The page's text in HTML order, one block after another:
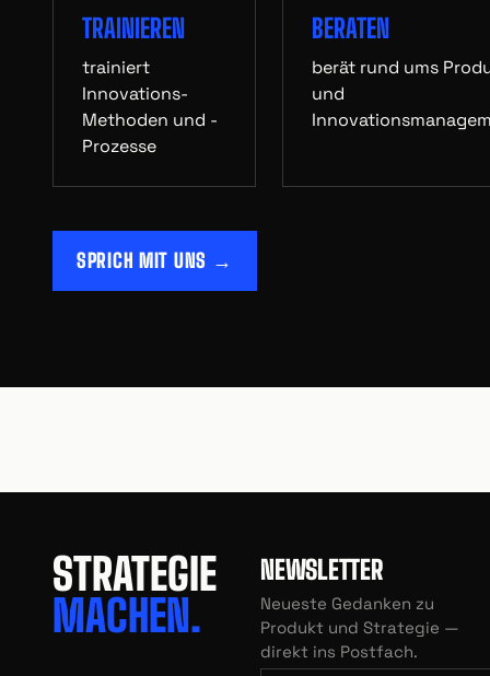
TRAINIEREN
trainiert
Innovations-
Methoden und -
Prozesse
BERATEN
berät rund ums
und
SPRICH MIT UNS →
STRATEGIE
MACHEN.
NEWSLETTER
Neueste Gedanken zu
Produkt und Strategie —
direkt ins Postfach.